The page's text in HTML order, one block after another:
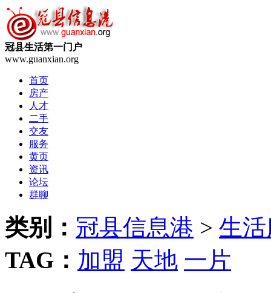
冠县生活第一门户
www.guanxian.org
首页
房产
人才
二手
交友
服务
黄页
资讯
论坛
群聊
类别： 冠县信息港 > 生
TAG： 加盟 天地 一片